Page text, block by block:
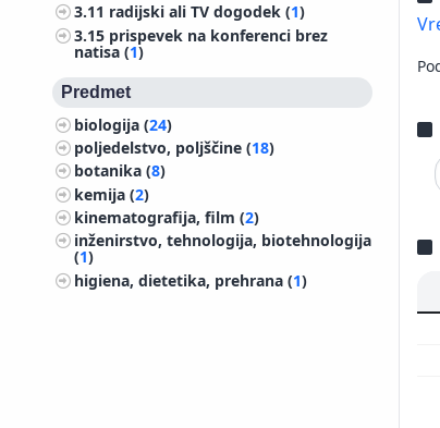
3.11 radijski ali TV dogodek (1)
3.15 prispevek na konferenci brez
natisa (1)
Predmet
biologija (24)
poljedelstvo, poljščine (18)
botanika (8)
kemija (2)
kinematografija, film (2)
inženirstvo, tehnologija, biotehnologija
(1)
higiena, dietetika, prehrana (1)